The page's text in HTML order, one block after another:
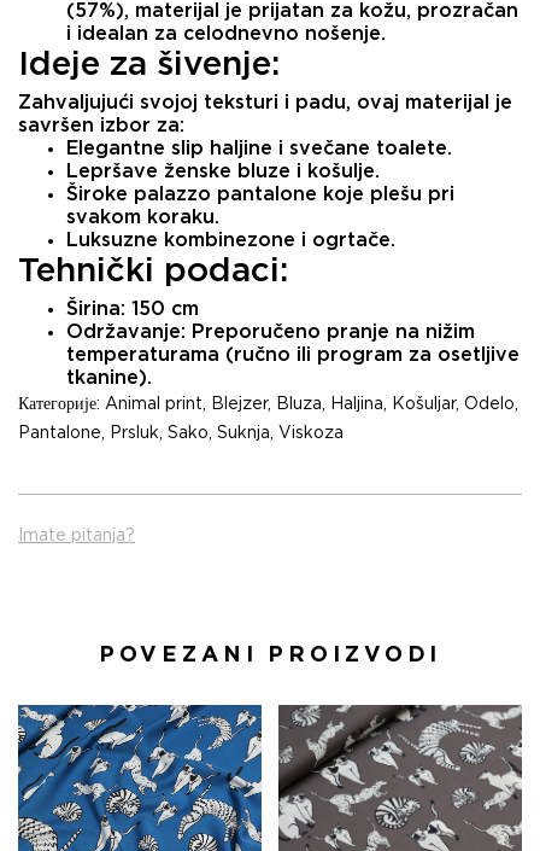
(57%), materijal je prijatan za kožu, prozračan
i idealan za celodnevno nošenje.
Ideje za šivenje:
Zahvaljujući svojoj teksturi i padu, ovaj materijal je
savršen izbor za:
Elegantne slip haljine i svečane toalete.
Lepršave ženske bluze i košulje.
Široke palazzo pantalone koje plešu pri
svakom koraku.
Luksuzne kombinezone i ogrtače.
Tehnički podaci:
Širina: 150 cm
Održavanje: Preporučeno pranje na nižim
temperaturama (ručno ili program za osetljive
tkanine).
Категорије: Animal print, Blejzer, Bluza, Haljina, Košuljar, Odelo,
Pantalone, Prsluk, Sako, Suknja, Viskoza
Imate pitanja?
POVEZANI PROIZVODI